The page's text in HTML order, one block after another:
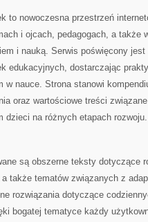
to nowoczesna przestrzeń
i ojcach, pedagogach, a także
i nauką. Serwis poświęcony jest
edukacyjnych, dostarczając
w nauce. Strona stanowi
oraz wartościowe treści
dzieci na różnych etapach rozwoju.
są obszerne teksty dotyczące
także tematów związanych z
rozwiązania dotyczące
bogatej tematyce każdy